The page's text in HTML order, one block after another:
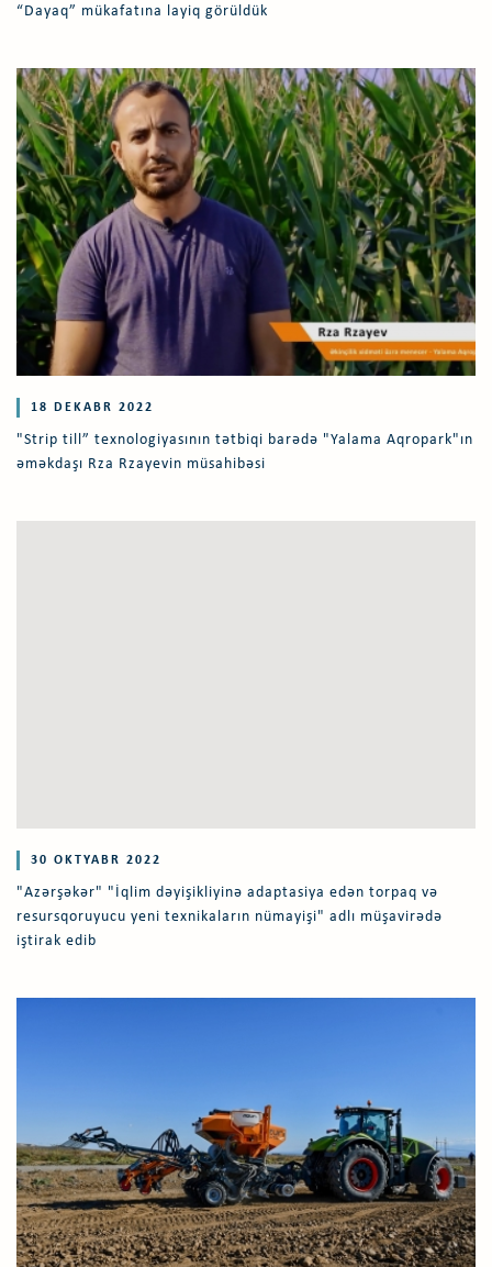
“Dayaq” mükafatına layiq görüldük
18 DEKABR 2022
"Strip till” texnologiyasının tətbiqi barədə "Yalama Aqropark"ın
əməkdaşı Rza Rzayevin müsahibəsi
30 OKTYABR 2022
"Azərşəkər" "İqlim dəyişikliyinə adaptasiya edən torpaq və
resursqoruyucu yeni texnikaların nümayişi" adlı müşavirədə
iştirak edib